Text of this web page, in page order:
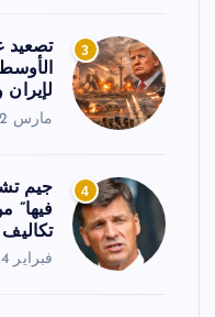
3
تصعيد
مارس 2, 2026
4
جيم
فيها”
فبراير 4, 2025